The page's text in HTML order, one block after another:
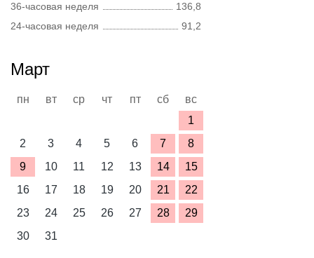
36-часовая неделя
136,8
24-часовая неделя
91,2
Март
пн вт ср чт пт сб
вс
1
2
3 4 5 6 7
8
9
10 11 12 13 14
15
16
17 18 19 20 21
22
23
24 25 26 27 28
29
30
31